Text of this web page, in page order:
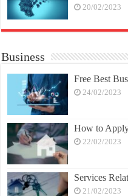
20/02/2023
Business
Free Best
24/02/2023
How to
22/02/2023
Services
21/02/2023